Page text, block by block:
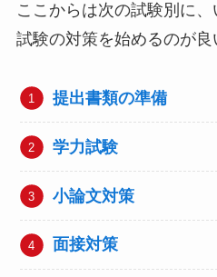
ここからは次の試験別に
試験の対策を始めるのが良
提出書類の準備
学力試験
小論文対策
面接対策